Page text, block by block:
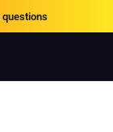
questions